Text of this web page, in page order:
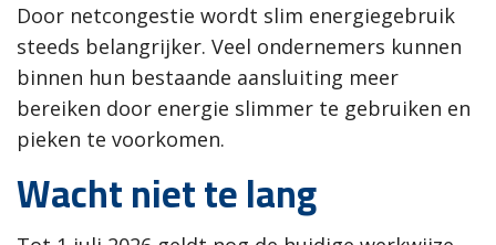
Door netcongestie wordt slim energiegebruik
steeds belangrijker. Veel ondernemers kunnen
binnen hun bestaande aansluiting meer
bereiken door energie slimmer te gebruiken en
pieken te voorkomen.
Wacht niet te lang